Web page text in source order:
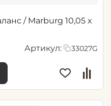
Артикул: 33027G